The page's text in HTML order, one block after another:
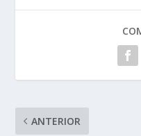
ANTERIOR